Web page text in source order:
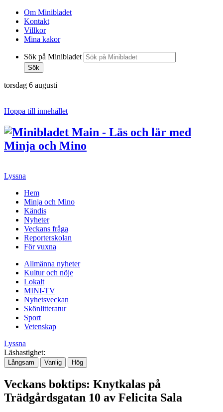
Om Minibladet
Kontakt
Villkor
Mina kakor
Sök på Minibladet
Sök
torsdag 6 augusti
Hoppa till innehållet
Lyssna
Hem
Minja och Mino
Kändis
Nyheter
Veckans fråga
Reporterskolan
För vuxna
Allmänna nyheter
Kultur och nöje
Lokalt
MINI-TV
Nyhetsveckan
Skönlitteratur
Sport
Vetenskap
Lyssna
Läshastighet:
Långsam Vanlig Hög
Veckans boktips: Knytkalas på
Trädgårdsgatan 10 av Felicita Sala